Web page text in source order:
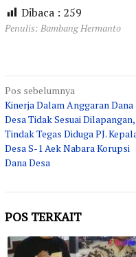
Dibaca : 259
Penulis: Bambang Hermanto
Navigasi
pos
Pos sebelumnya
Kinerja Dalam Anggaran Dana
Desa Tidak Sesuai Dilapangan,
Tindak Tegas Diduga PJ.
Desa S-1 Aek Nabara Korupsi
Dana Desa
POS TERKAIT